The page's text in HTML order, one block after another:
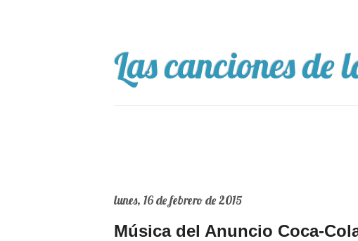
Las canciones de
lunes, 16 de febrero de 2015
Música del Anuncio Coca-